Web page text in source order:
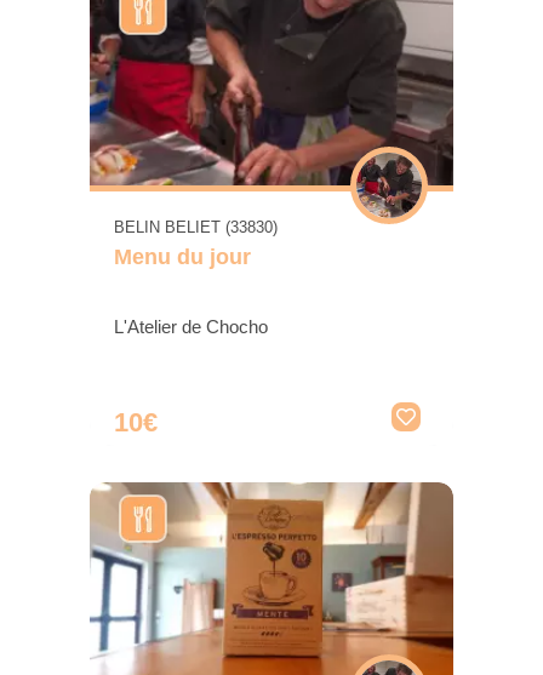
BELIN BELIET (33830)
Menu du jour
L'Atelier de Chocho
10€